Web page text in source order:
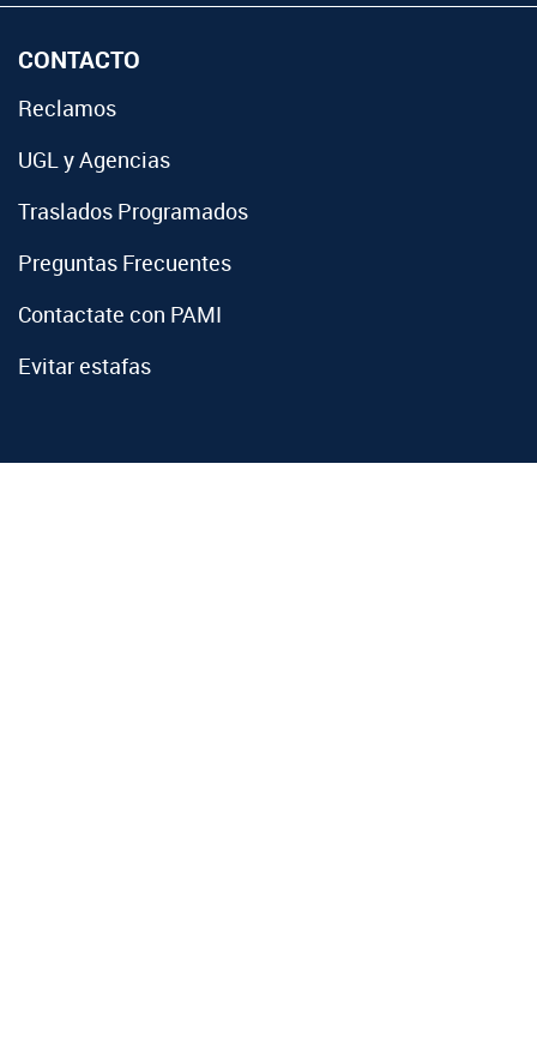
CONTACTO
Reclamos
UGL y Agencias
Traslados Programados
Preguntas Frecuentes
Contactate con PAMI
Evitar estafas